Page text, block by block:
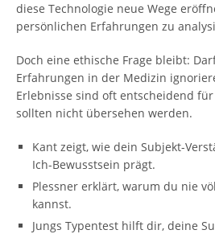
diese Technologie neue Wege
persönlichen Erfahrungen zu
Doch eine ethische Frage bleibt:
Erfahrungen in der Medizin
Erlebnisse sind oft entscheidend
sollten nicht übersehen werden.
Kant zeigt, wie dein Subjekt-
Ich-Bewusstsein prägt.
Plessner erklärt, warum du nie
kannst.
Jungs Typentest hilft dir, deine